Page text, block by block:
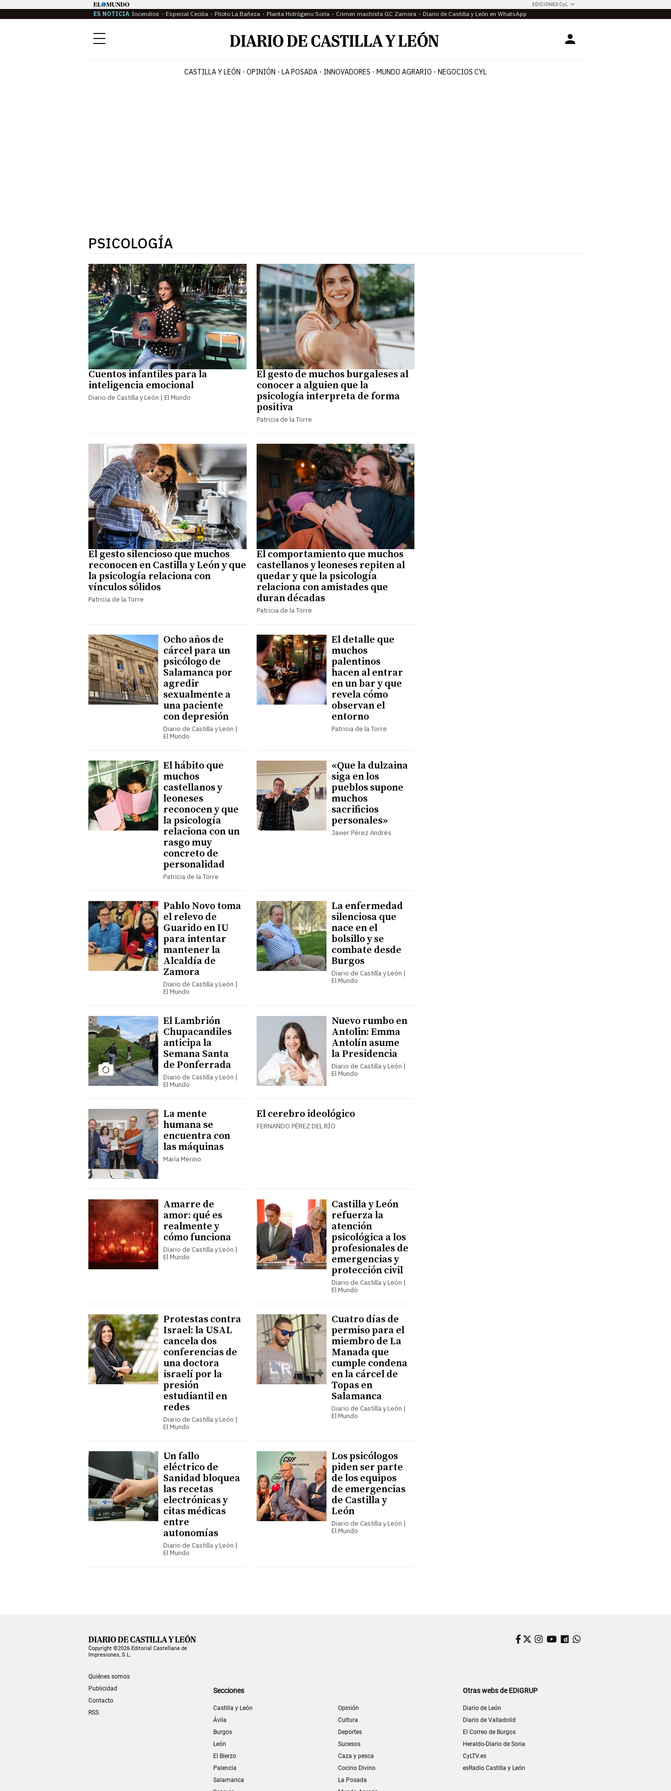
EDICIONES CyL
ES NOTICIA Incendios Especial Cecilia Piloto La Bañeza Planta Hidrógeno Soria Crimen machista GC Zamora Diario de Castilla y León en WhatsApp
Menú Login
CASTILLA Y LEÓN OPINIÓN LA POSADA INNOVADORES MUNDO AGRARIO NEGOCIOS CYL
PSICOLOGÍA
Cuentos infantiles para la
inteligencia emocional
Diario de Castilla y León | El Mundo
El gesto de muchos burgaleses al
conocer a alguien que la
psicología interpreta de forma
positiva
Patricia de la Torre
El gesto silencioso que muchos
reconocen en Castilla y León y que
la psicología relaciona con
vínculos sólidos
Patricia de la Torre
El comportamiento que muchos
castellanos y leoneses repiten al
quedar y que la psicología
relaciona con amistades que
duran décadas
Patricia de la Torre
Ocho años de
cárcel para un
psicólogo de
Salamanca por
agredir
sexualmente a
una paciente
con depresión
Diario de Castilla y León |
El Mundo
El detalle que
muchos
palentinos
hacen al entrar
en un bar y que
revela cómo
observan el
entorno
Patricia de la Torre
El hábito que
muchos
castellanos y
leoneses
reconocen y que
la psicología
relaciona con un
rasgo muy
concreto de
personalidad
Patricia de la Torre
«Que la dulzaina
siga en los
pueblos supone
muchos
sacrificios
personales»
Javier Pérez Andrés
Pablo Novo toma
el relevo de
Guarido en IU
para intentar
mantener la
Alcaldía de
Zamora
Diario de Castilla y León |
El Mundo
La enfermedad
silenciosa que
nace en el
bolsillo y se
combate desde
Burgos
Diario de Castilla y León |
El Mundo
El Lambrión
Chupacandiles
anticipa la
Semana Santa
de Ponferrada
Diario de Castilla y León |
El Mundo
Nuevo rumbo en
Antolin: Emma
Antolín asume
la Presidencia
Diario de Castilla y León |
El Mundo
La mente
humana se
encuentra con
las máquinas
María Merino
El cerebro ideológico
FERNANDO PÉREZ DEL RÍO
Amarre de
amor: qué es
realmente y
cómo funciona
Diario de Castilla y León |
El Mundo
Castilla y León
refuerza la
atención
psicológica a los
profesionales de
emergencias y
protección civil
Diario de Castilla y León |
El Mundo
Protestas contra
Israel: la USAL
cancela dos
conferencias de
una doctora
israelí por la
presión
estudiantil en
redes
Diario de Castilla y León |
El Mundo
Cuatro días de
permiso para el
miembro de La
Manada que
cumple condena
en la cárcel de
Topas en
Salamanca
Diario de Castilla y León |
El Mundo
Un fallo
eléctrico de
Sanidad bloquea
las recetas
electrónicas y
citas médicas
entre
autonomías
Diario de Castilla y León |
El Mundo
Los psicólogos
piden ser parte
de los equipos
de emergencias
de Castilla y
León
Diario de Castilla y León |
El Mundo
Copyright ©2026 Editorial Castellana de
Impresiones, S.L.
Quiénes somos
Publicidad
Contacto
RSS
Facebook
Twitter
Instagram
YouTube
Dailymotion
Secciones
Castilla y León
Ávila
Burgos
León
El Bierzo
Palencia
Salamanca
Opinión
Cultura
Deportes
Sucesos
Caza y pesca
Cocino Divino
La Posada
Otras webs de EDIGRUP
Diario de León
Diario de Valladolid
El Correo de Burgos
Heraldo-Diario de Soria
CyLTV.es
esRadio Castilla y León